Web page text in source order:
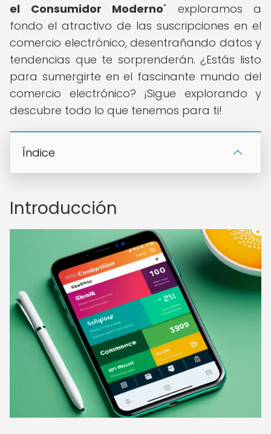
el Consumidor Moderno" exploramos a
fondo el atractivo de las suscripciones en el
comercio electrónico, desentrañando datos y
tendencias que te sorprenderán. ¿Estás listo
para sumergirte en el fascinante mundo del
comercio electrónico? ¡Sigue explorando y
descubre todo lo que tenemos para ti!
Índice
Introducción